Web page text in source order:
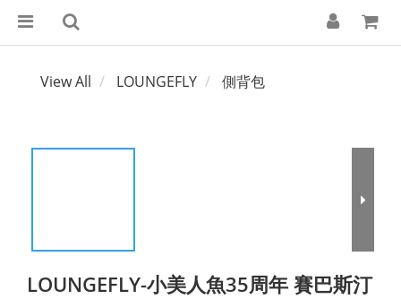
View All LOUNGEFLY 側背包
LOUNGEFLY-小美人魚35周年 賽巴斯汀